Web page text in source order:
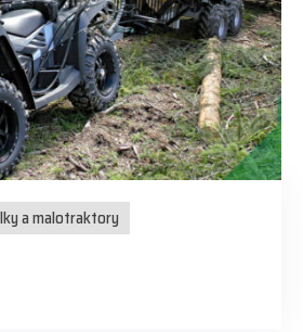
a malotraktory